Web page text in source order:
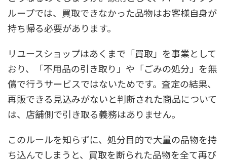
ループでは、買取できなかった品物はお客様自身が
持ち帰る必要があります。
リユースショップはあくまで「買取」を事業として
おり、「不用品の引き取り」や「ごみの処分」を無
償で行うサービスではないためです。査定の結果、
再販できる見込みがないと判断された商品について
は、店舗側で引き取る義務はありません。
このルールを知らずに、処分目的で大量の品物を持
ち込んでしまうと、買取を断られた品物を全て再び